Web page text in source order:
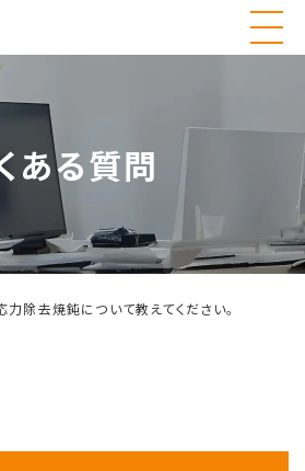
ある質問
力除去焼鈍について教えてください。